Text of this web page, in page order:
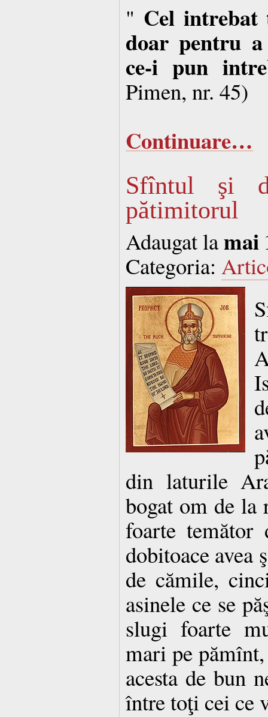
" Cel intrebat
doar pentru
ce-i pun
Pimen, nr. 45)
Continuare…
Sfîntul şi
pătimitorul
Adaugat lamai
Categoria:
din laturile
bogat om de la
foarte temător
dobitoace
de cămile,
asinele ce se
slugi foarte
mari pe
acesta de bun
între toţi cei ce